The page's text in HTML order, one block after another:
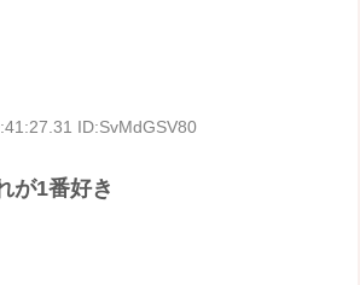
ID:SvMdGSV80
が1番好き